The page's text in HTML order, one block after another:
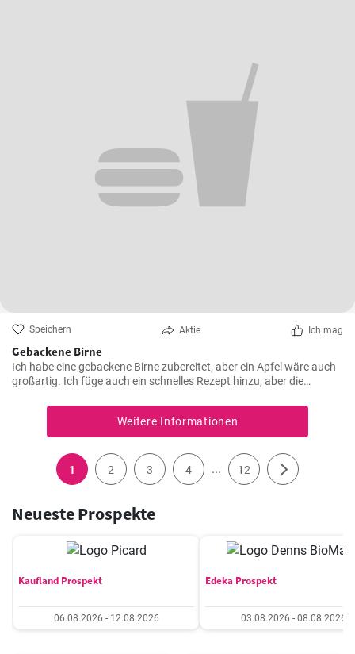
Speichern Aktie Ich mag
Gebackene Birne
Ich habe eine gebackene Birne zubereitet, aber ein Apfel wäre auch
großartig. Ich füge auch ein schnelles Rezept hinzu, aber die
verwendet werden 🥰
Weitere Informationen
1 2 3 4 ... 12
Neueste Prospekte
Kaufland Prospekt
06.08.2026 - 12.08.2026
Edeka Prospekt
03.08.2026 - 08.08.2026